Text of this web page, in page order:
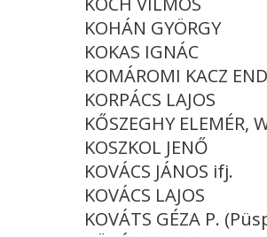
KOHÁN GYÖRGY
KOKAS IGNÁC
KOMÁROMI KACZ
KORPÁCS LAJOS
KŐSZEGHY ELEMÉR,
KOSZKOL JENŐ
KOVÁCS JÁNOS ifj.
KOVÁCS LAJOS
KOVÁTS GÉZA P.